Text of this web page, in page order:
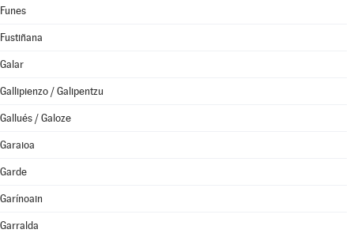
Funes
Fustiñana
Galar
Gallipienzo / Galipentzu
Gallués / Galoze
Garaioa
Garde
Garínoain
Garralda